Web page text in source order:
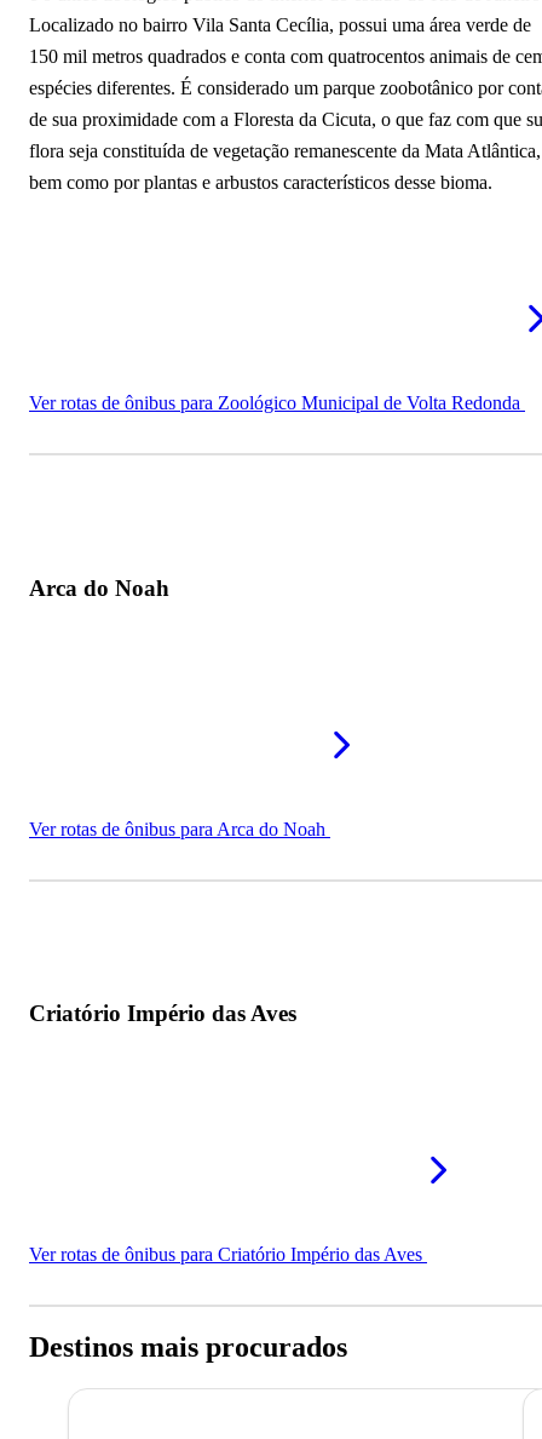
Localizado no bairro Vila Santa Cecília, possui uma área verde de
150 mil metros quadrados e conta com quatrocentos animais de
espécies diferentes. É considerado um parque zoobotânico por
de sua proximidade com a Floresta da Cicuta, o que faz com que
flora seja constituída de vegetação remanescente da Mata Atlântica,
bem como por plantas e arbustos característicos desse bioma.
Ver rotas de ônibus para Zoológico Municipal de Volta Redonda
Arca do Noah
Ver rotas de ônibus para Arca do Noah
Criatório Império das Aves
Ver rotas de ônibus para Criatório Império das Aves
Destinos mais procurados